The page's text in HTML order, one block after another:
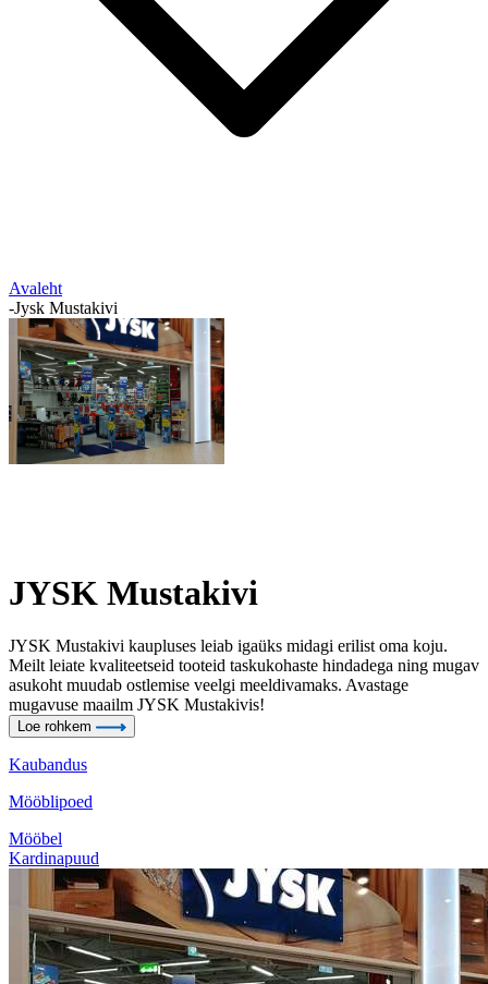
Avaleht
-Jysk Mustakivi
JYSK Mustakivi
JYSK Mustakivi kaupluses leiab igaüks midagi erilist oma koju.
Meilt leiate kvaliteetseid tooteid taskukohaste hindadega ning mugav
asukoht muudab ostlemise veelgi meeldivamaks. Avastage
mugavuse maailm JYSK Mustakivis!
Loe rohkem
Kaubandus
Mööblipoed
Mööbel
Kardinapuud